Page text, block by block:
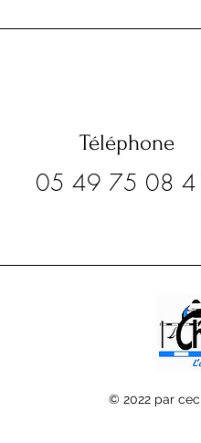
Téléphone
05 49 75 08
© 2022 par